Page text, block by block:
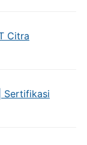
Citra
Sertifikasi